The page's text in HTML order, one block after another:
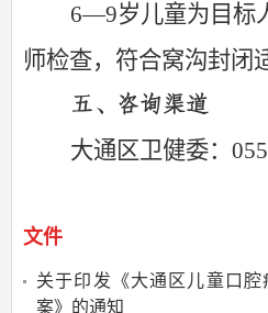
6—9岁儿童为目标
师检查，符合窝沟封闭
五、 咨询渠道
大通区卫健委：
文件
关于印发《大通区儿童口
案》的通知